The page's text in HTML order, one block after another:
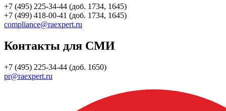
+7 (495) 225-34-44 (доб. 1734, 1645)
+7 (499) 418-00-41 (доб. 1734, 1645)
compliance@raexpert.ru
Контакты для СМИ
+7 (495) 225-34-44 (доб. 1650)
pr@raexpert.ru